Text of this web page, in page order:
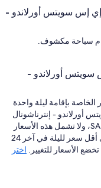
إس سويتس أورلاندو -
سباحة مكشوف.
سويتس أورلاندو -
ستبدأ الأسعار الخاصة بإقامة ليلة واحدة
- إنترناشونال
درايف بتاريخ ٢٤ شعبان ٢٠٢٦ من SAR 312، ولا تشمل هذه الأسعار
الضرائب والرسوم. يستند هذا السعر إلى أقل سعر لليلة في آخر 24
اختر